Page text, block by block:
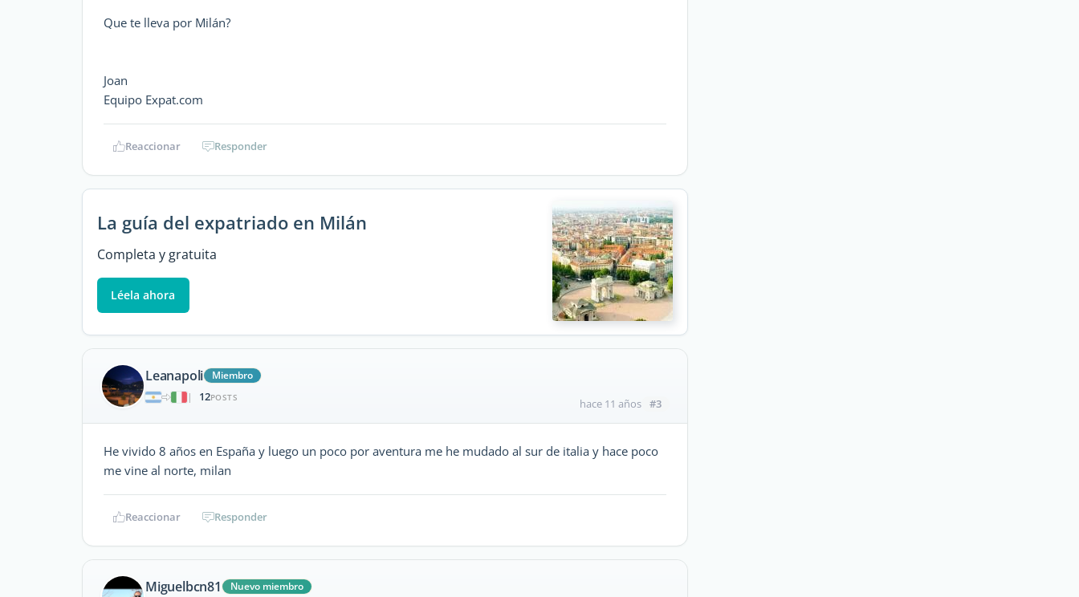
Que te lleva por Milán?
Joan
Equipo Expat.com
Reaccionar Responder
La guía del expatriado en Milán
Completa y gratuita
Léela ahora
Leanapoli
Miembro
|
12POSTS hace 11 años #3
He vivido 8 años en España y luego un poco por aventura me he mudado al sur de italia y hace poco
me vine al norte, milan
Reaccionar Responder
Miguelbcn81
Nuevo miembro